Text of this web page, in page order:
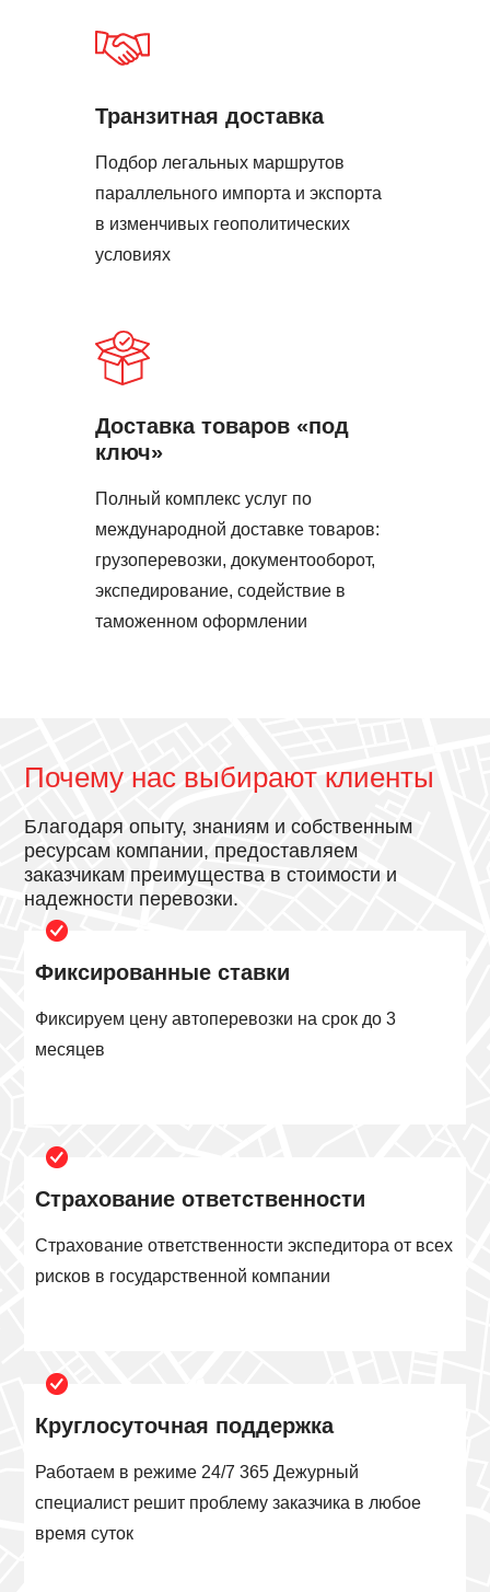
Транзитная доставка
Подбор легальных маршрутов
параллельного импорта и экспорта
в изменчивых геополитических
условиях
Доставка товаров «под
ключ»
Полный комплекс услуг по
международной доставке товаров:
грузоперевозки, документооборот,
экспедирование, содействие в
таможенном оформлении
Почему нас выбирают клиенты
Благодаря опыту, знаниям и собственным
ресурсам компании, предоставляем
заказчикам преимущества в стоимости и
надежности перевозки.
Фиксированные ставки
Фиксируем цену автоперевозки на срок до 3
месяцев
Страхование ответственности
Страхование ответственности экспедитора от всех
рисков в государственной компании
Круглосуточная поддержка
Работаем в режиме 24/7 365 Дежурный
специалист решит проблему заказчика в любое
время суток